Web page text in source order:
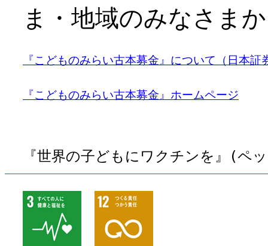
ま・地域のみなさま
『こどものみらい古本募金』について（日本証
『こどものみらい古本募金』ホームページ
『世界の子どもにワクチンを』(ペ